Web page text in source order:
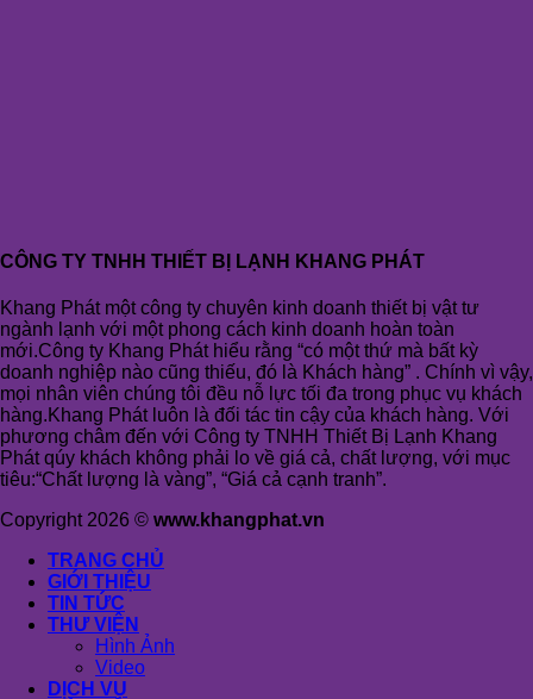
CÔNG TY TNHH THIẾT BỊ LẠNH KHANG PHÁT
Khang Phát một công ty chuyên kinh doanh thiết bị vật tư
ngành lạnh với một phong cách kinh doanh hoàn toàn
mới.Công ty Khang Phát hiểu rằng “có một thứ mà bất kỳ
doanh nghiệp nào cũng thiếu, đó là Khách hàng” . Chính vì vậy,
mọi nhân viên chúng tôi đều nỗ lực tối đa trong phục vụ khách
hàng.Khang Phát luôn là đối tác tin cậy của khách hàng. Với
phương châm đến với Công ty TNHH Thiết Bị Lạnh Khang
Phát qúy khách không phải lo về giá cả, chất lượng, với mục
tiêu:“Chất lượng là vàng”, “Giá cả cạnh tranh”.
Copyright 2026 © www.khangphat.vn
TRANG CHỦ
GIỚI THIỆU
TIN TỨC
THƯ VIỆN
Hình Ảnh
Video
DỊCH VỤ